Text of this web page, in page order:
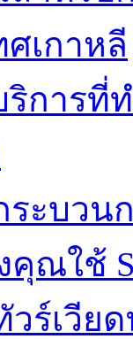
ศเกาหลี
ริการ
ะบวน
ณใช้
วร์เวี